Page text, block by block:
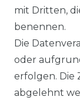
mit Dritten,
benennen.
Die
oder
erfolgen. Die
abgelehnt